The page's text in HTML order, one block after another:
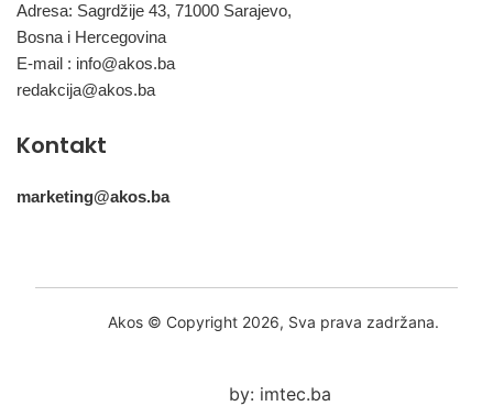
Adresa: Sagrdžije 43, 71000 Sarajevo,
Bosna i Hercegovina
E-mail : info@akos.ba
redakcija@akos.ba
Kontakt
marketing@akos.ba
Akos © Copyright 2026, Sva prava zadržana.
by: imtec.ba